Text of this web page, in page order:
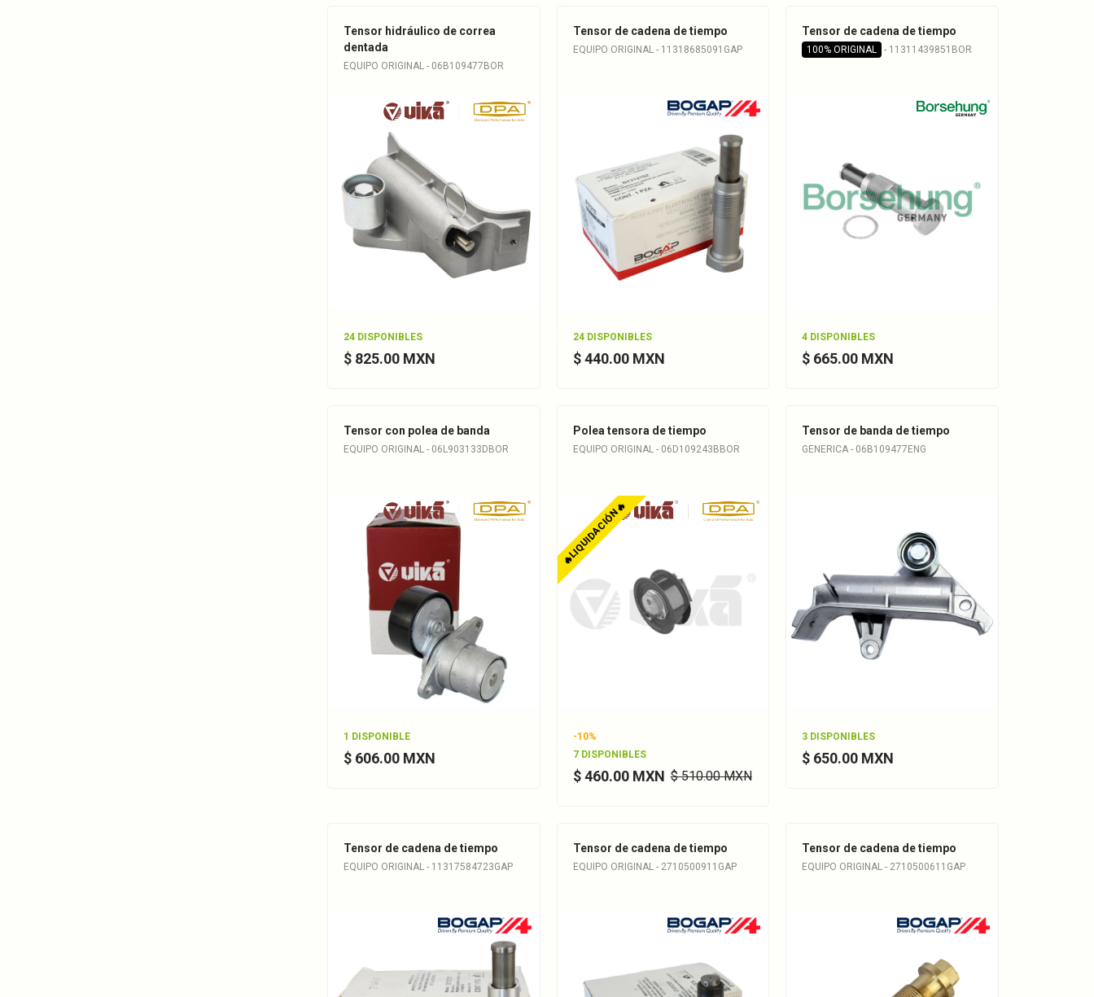
Tensor hidráulico de correa
dentada
EQUIPO ORIGINAL - 06B109477BOR
24 DISPONIBLES
$ 825.00 MXN
Tensor de cadena de tiempo
EQUIPO ORIGINAL - 11318685091GAP
24 DISPONIBLES
$ 440.00 MXN
Tensor de cadena de tiempo
100% ORIGINAL - 11311439851BOR
4 DISPONIBLES
$ 665.00 MXN
Tensor con polea de banda
EQUIPO ORIGINAL - 06L903133DBOR
1 DISPONIBLE
$ 606.00 MXN
Polea tensora de tiempo
EQUIPO ORIGINAL - 06D109243BBOR
🔥LIQUIDACIÓN🔥
-10%
7 DISPONIBLES
$ 460.00 MXN $ 510.00 MXN
Tensor de banda de tiempo
GENERICA - 06B109477ENG
3 DISPONIBLES
$ 650.00 MXN
Tensor de cadena de tiempo
EQUIPO ORIGINAL - 11317584723GAP
Tensor de cadena de tiempo
EQUIPO ORIGINAL - 2710500911GAP
Tensor de cadena de tiempo
EQUIPO ORIGINAL - 2710500611GAP